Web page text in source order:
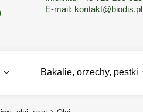
E-mail: kontakt@biodis.pl
Bakalie, orzechy, pestki